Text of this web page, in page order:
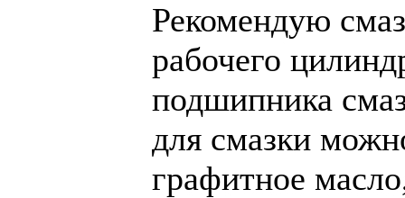
Рекомендую
рабочего
подшипника
для смазки
графитное